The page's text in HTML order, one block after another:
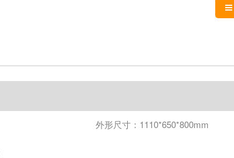
外形尺寸：1110*650*800mm